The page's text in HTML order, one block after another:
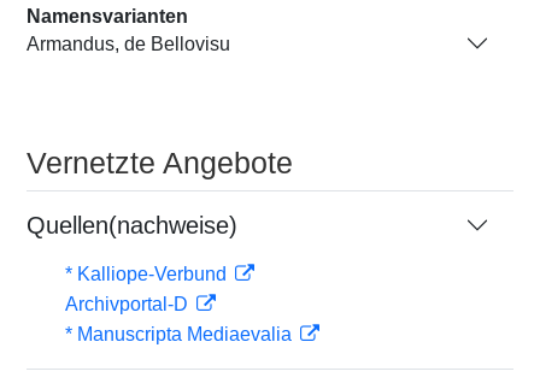
Namensvarianten
Armandus, de Bellovisu
Vernetzte Angebote
Quellen(nachweise)
* Kalliope-Verbund
Archivportal-D
* Manuscripta Mediaevalia